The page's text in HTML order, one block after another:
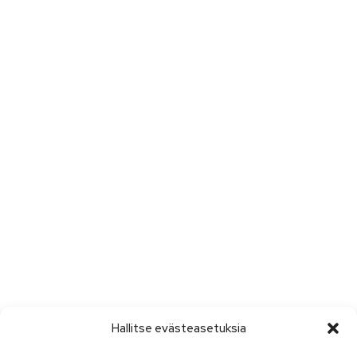
Hallitse evästeasetuksia